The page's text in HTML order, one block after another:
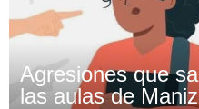
Agresiones que
las aulas de